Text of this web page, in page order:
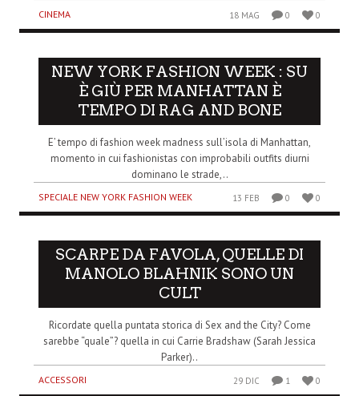
CINEMA 18 MAG 0 0
NEW YORK FASHION WEEK : SU
È GIÙ PER MANHATTAN È
TEMPO DI RAG AND BONE
E’ tempo di fashion week madness sull’isola di Manhattan,
momento in cui fashionistas con improbabili outfits diurni
dominano le strade,..
SPECIALE NEW YORK FASHION WEEK 13 FEB 0 0
SCARPE DA FAVOLA, QUELLE DI
MANOLO BLAHNIK SONO UN
CULT
Ricordate quella puntata storica di Sex and the City? Come
sarebbe “quale”? quella in cui Carrie Bradshaw (Sarah Jessica
Parker)..
ACCESSORI 29 DIC 1 0